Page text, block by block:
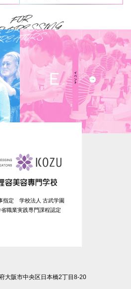
指定 学校法人 古武学園
職業実践専門課程認定
大阪市中央区日本橋2丁目8-20